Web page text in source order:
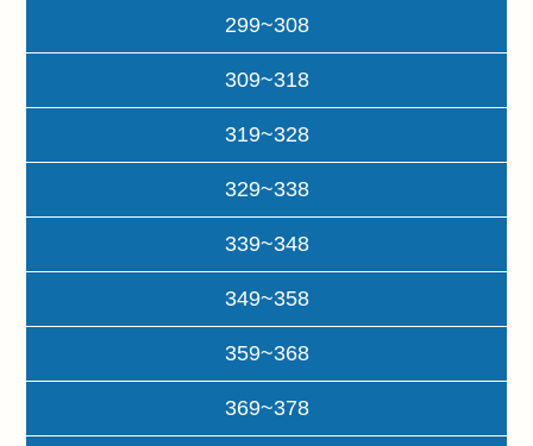
299~308
309~318
319~328
329~338
339~348
349~358
359~368
369~378